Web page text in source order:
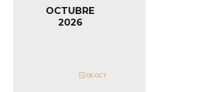
OCTUBRE
2026
06 OCT